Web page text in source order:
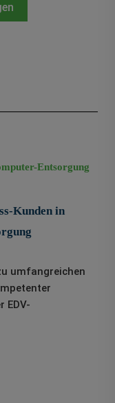
Entsorgung
Kunden in
umfangreichen
EDV-